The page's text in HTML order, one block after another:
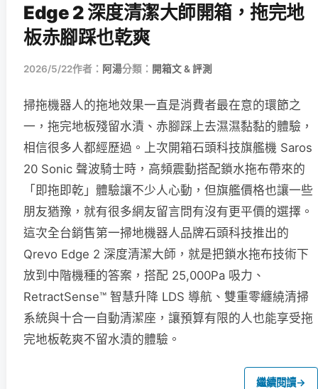
Edge 2 深度清潔大師開箱，拖完地
板赤腳踩也乾爽
2026/5/22作者： 阿湯分類： 開箱文 & 評測
掃拖機器人的拖地效果一直是消費者最在意的環節之
一，拖完地板殘留水漬、赤腳踩上去濕濕黏黏的體驗，
相信很多人都經歷過。上次開箱石頭科技旗艦機 Saros
20 Sonic 聲波騎士時，高頻震動搭配鎖水拖布帶來的
「即拖即乾」體驗讓不少人心動，但旗艦價格也讓一些
朋友猶豫，就有很多網友留言問有沒有更平價的選擇。
這次全台銷售第一掃地機器人品牌石頭科技推出的
Qrevo Edge 2 深度清潔大師，就是把鎖水拖布技術下
放到中階機種的答案，搭配 25,000Pa 吸力、
RetractSense™ 智慧升降 LDS 導航、雙重零纏繞清掃
系統與十合一自動清潔座，讓預算有限的人也能享受拖
完地板乾爽不留水漬的體驗。
繼續閱讀→